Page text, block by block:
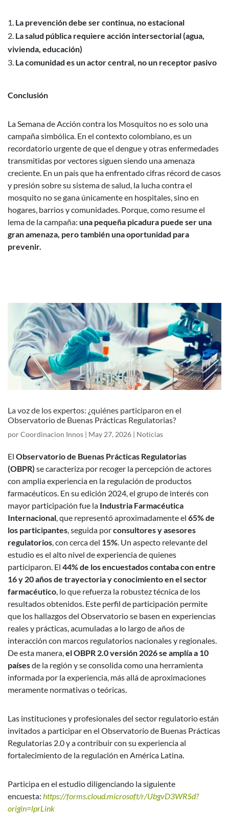
La prevención debe ser continua, no estacional
La salud pública requiere acción intersectorial (agua,
vivienda, educación)
La comunidad es un actor central, no un receptor pasivo
Conclusión
La Semana de Acción contra los Mosquitos no es solo una
campaña simbólica. En el contexto colombiano, es un
recordatorio urgente de que el dengue y otras enfermedades
transmitidas por vectores siguen siendo una amenaza
creciente. En un país que ha enfrentado cifras récord de casos
y presión sobre su sistema de salud, la lucha contra el
mosquito no se gana únicamente en hospitales, sino en
hogares, barrios y comunidades. Porque, como resume el
lema de la campaña: una pequeña picadura puede ser una
gran amenaza, pero también una oportunidad para
prevenir.
La voz de los expertos: ¿quiénes participaron en el
Observatorio de Buenas Prácticas Regulatorias?
porCoordinacion Innos | May 27, 2026 | Noticias
El Observatorio de Buenas Prácticas Regulatorias
(OBPR) se caracteriza por recoger la percepción de actores
con amplia experiencia en la regulación de productos
farmacéuticos. En su edición 2024, el grupo de interés con
mayor participación fue la Industria Farmacéutica
Internacional, que representó aproximadamente el 65% de
los participantes, seguida porconsultores y asesores
regulatorios, con cerca del 15%. Un aspecto relevante del
estudio es el alto nivel de experiencia de quienes
participaron. El 44% de los encuestados contaba con entre
16 y 20 años de trayectoria y conocimiento en el sector
farmacéutico, lo que refuerza la robustez técnica de los
resultados obtenidos. Este perfil de participación permite
que los hallazgos del Observatorio se basen en experiencias
reales y prácticas, acumuladas a lo largo de años de
interacción con marcos regulatorios nacionales y regionales.
De esta manera,el OBPR 2.0 versión 2026 se amplía a 10
paísesde la región y se consolida como una herramienta
informada por la experiencia, más allá de aproximaciones
meramente normativas o teóricas.
Las instituciones y profesionales del sector regulatorio están
invitados a participar en el Observatorio de Buenas Prácticas
Regulatorias 2.0 y a contribuir con su experiencia al
fortalecimiento de la regulación en América Latina.
Participa en el estudio diligenciando la siguiente
encuesta: https://forms.cloud.microsoft/r/UbgvD3WRSd?
origin=lprLink